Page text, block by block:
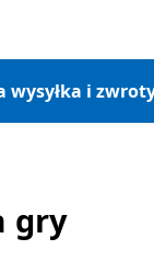
wysyłka i
gry